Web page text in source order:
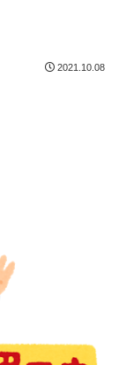
2021.10.08